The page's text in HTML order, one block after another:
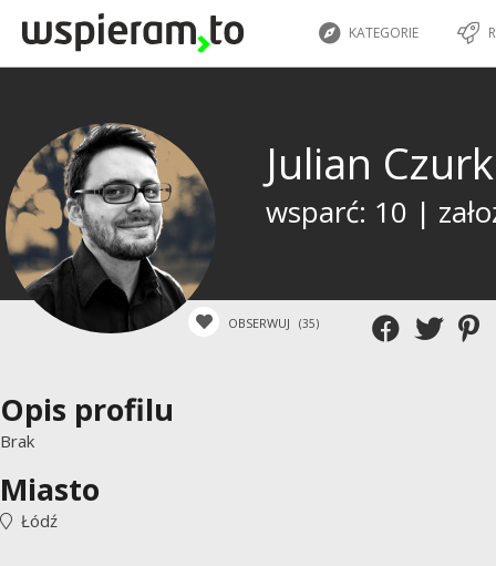
KATEGORIE
Julian
wsparć: 10 |
OBSERWUJ (35)
Opis profilu
Brak
Miasto
Łódź